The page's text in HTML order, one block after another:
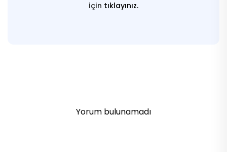
için tıklayınız.
Yorum bulunamadı